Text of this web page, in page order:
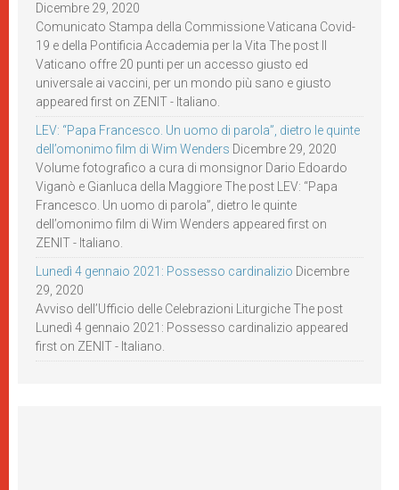
Dicembre 29, 2020
Comunicato Stampa della Commissione Vaticana Covid-
19 e della Pontificia Accademia per la Vita The post Il
Vaticano offre 20 punti per un accesso giusto ed
universale ai vaccini, per un mondo più sano e giusto
appeared first on ZENIT - Italiano.
LEV: “Papa Francesco. Un uomo di parola”, dietro le quinte
dell’omonimo film di Wim Wenders Dicembre 29, 2020
Volume fotografico a cura di monsignor Dario Edoardo
Viganò e Gianluca della Maggiore The post LEV: “Papa
Francesco. Un uomo di parola”, dietro le quinte
dell’omonimo film di Wim Wenders appeared first on
ZENIT - Italiano.
Lunedì 4 gennaio 2021: Possesso cardinalizio Dicembre
29, 2020
Avviso dell’Ufficio delle Celebrazioni Liturgiche The post
Lunedì 4 gennaio 2021: Possesso cardinalizio appeared
first on ZENIT - Italiano.